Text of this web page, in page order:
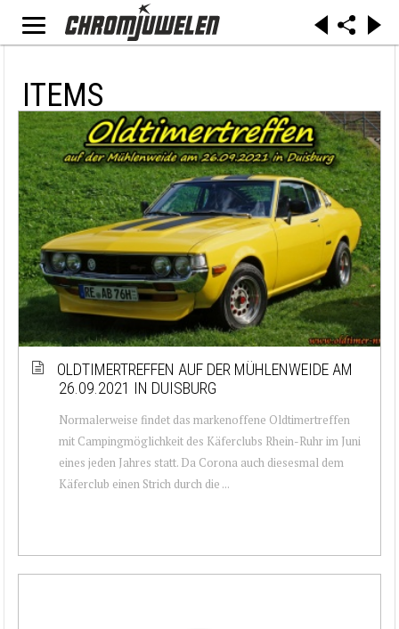
ITEMS
OLDTIMERTREFFEN AUF DER MÜHLENWEIDE AM
26.09.2021 IN DUISBURG
Normalerweise findet das markenoffene Oldtimertreffen
mit Campingmöglichkeit des Käferclubs Rhein-Ruhr im Juni
eines jeden Jahres statt. Da Corona auch diesesmal dem
Käferclub einen Strich durch die ...